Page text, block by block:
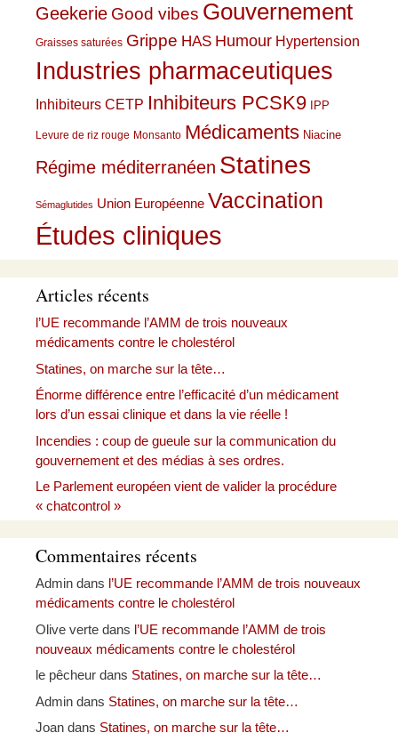
Geekerie Good vibes Gouvernement
Graisses saturées Grippe HAS Humour Hypertension
Industries pharmaceutiques
Inhibiteurs CETP Inhibiteurs PCSK9 IPP
Levure de riz rouge Monsanto Médicaments Niacine
Régime méditerranéen Statines
Sémaglutides Union Européenne Vaccination
Études cliniques
Articles récents
l’UE recommande l’AMM de trois nouveaux
médicaments contre le cholestérol
Statines, on marche sur la tête…
Énorme différence entre l’efficacité d’un médicament
lors d’un essai clinique et dans la vie réelle !
Incendies : coup de gueule sur la communication du
gouvernement et des médias à ses ordres.
Le Parlement européen vient de valider la procédure
« chatcontrol »
Commentaires récents
Admin dans l’UE recommande l’AMM de trois nouveaux
médicaments contre le cholestérol
Olive verte dans l’UE recommande l’AMM de trois
nouveaux médicaments contre le cholestérol
le pêcheur dans Statines, on marche sur la tête…
Admin dans Statines, on marche sur la tête…
Joan dans Statines, on marche sur la tête…